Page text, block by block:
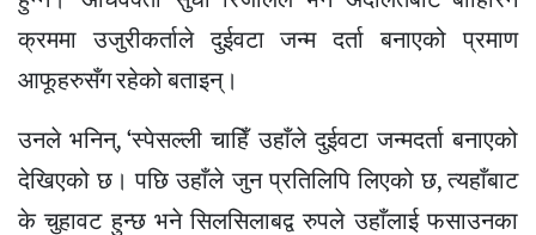
क्रममा उजुरीकर्ताले दुईवटा जन्म दर्ता बनाएको प्रमाण
आफूहरुसँग रहेको बताइन्।
उनले भनिन्, ‘स्पेसल्ली चाहिँ उहाँले दुईवटा जन्मदर्ता बनाएको
देखिएको छ। पछि उहाँले जुन प्रतिलिपि लिएको छ, त्यहाँबाट
के चुहावट हुन्छ भने सिलसिलाबद्व रुपले उहाँलाई फसाउनका